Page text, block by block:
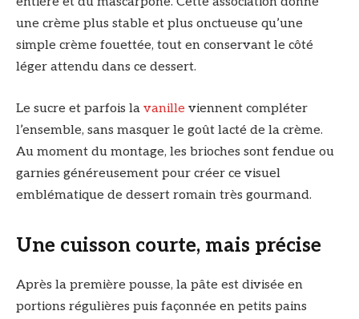
une crème plus stable et plus onctueuse qu’une
simple crème fouettée, tout en conservant le côté
léger attendu dans ce dessert.
Le sucre et parfois la vanille viennent compléter
l’ensemble, sans masquer le goût lacté de la crème.
Au moment du montage, les brioches sont fendue ou
garnies généreusement pour créer ce visuel
emblématique de dessert romain très gourmand.
Une cuisson courte, mais précise
Après la première pousse, la pâte est divisée en
portions régulières puis façonnée en petits pains